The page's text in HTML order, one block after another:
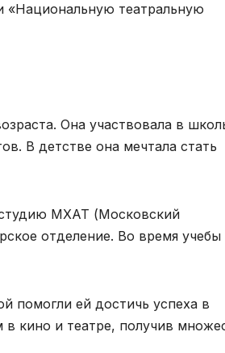
«Национальную театральную
Она участвовала в
В детстве она мечтала стать
МХАТ (Московский
отделение. Во время учебы
помогли ей достичь успеха в
в кино и театре, получив